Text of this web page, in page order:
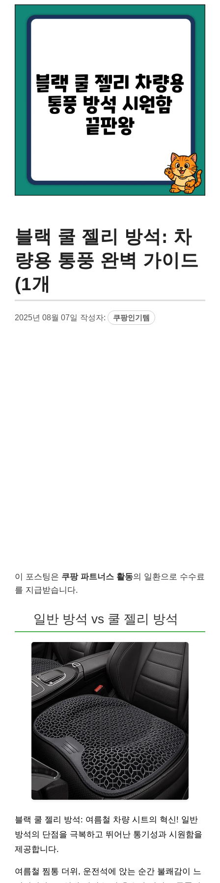
블랙 쿨 젤리 방석: 차
량용 통풍 완벽 가이드
(1개
2025년 08월 07일 작성자: 쿠팡인기템
이 포스팅은 쿠팡 파트너스 활동의 일환으로 수수료
를 지급받습니다.
일반 방석 vs 쿨 젤리 방석
블랙 쿨 젤리 방석: 여름철 차량 시트의 혁신! 일반
방석의 단점을 극복하고 뛰어난 통기성과 시원함을
제공합니다.
여름철 찜통 더위, 운전석에 앉는 순간 불쾌감이 느